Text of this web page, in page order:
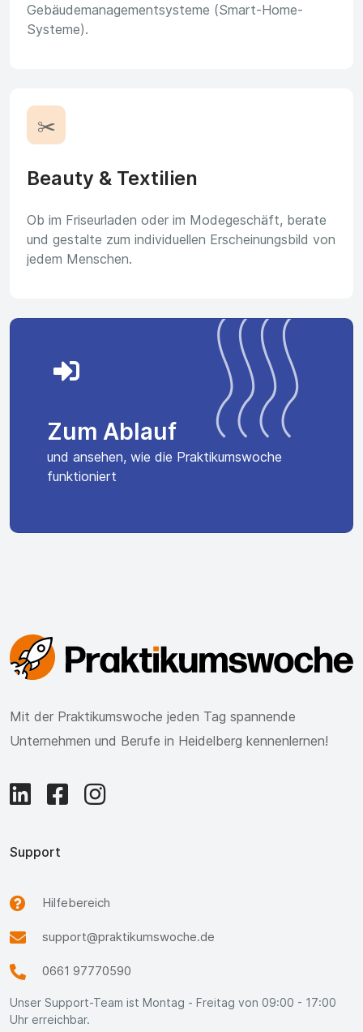
Gebäudemanagementsysteme (Smart-Home-
Systeme).
✂️
Beauty & Textilien
Ob im Friseurladen oder im Modegeschäft, berate
und gestalte zum individuellen Erscheinungsbild von
jedem Menschen.
Zum Ablauf
und ansehen, wie die Praktikumswoche
funktioniert
Mit der Praktikumswoche jeden Tag spannende
Unternehmen und Berufe in Heidelberg kennenlernen!
Support
Hilfebereich
support@praktikumswoche.de
0661 97770590
Unser Support-Team ist Montag - Freitag von 09:00 - 17:00
Uhr erreichbar.